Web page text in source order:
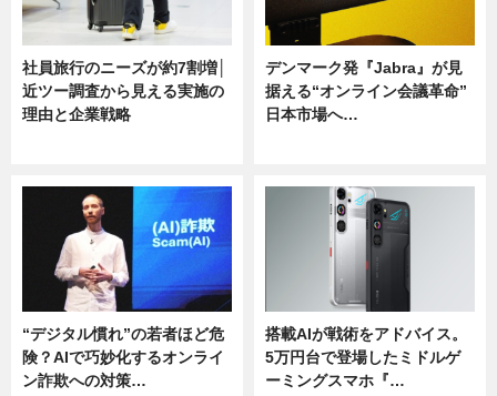
社員旅行のニーズが約7割増│
近ツー調査から見える実施の
理由と企業戦略
デンマーク発『Jabra』が見
据える“オンライン会議革命”
日本市場へ…
“デジタル慣れ”の若者ほど危
険？AIで巧妙化するオンライ
ン詐欺への対策…
搭載AIが戦術をアドバイス。
5万円台で登場したミドルゲ
ーミングスマホ『…